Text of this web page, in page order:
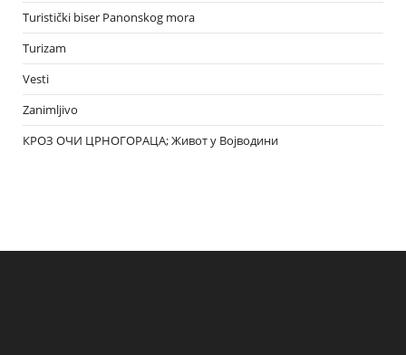
Turistički biser Panonskog mora
Turizam
Vesti
Zanimljivo
КРОЗ ОЧИ ЦРНОГОРАЦА; Живот у Војводини